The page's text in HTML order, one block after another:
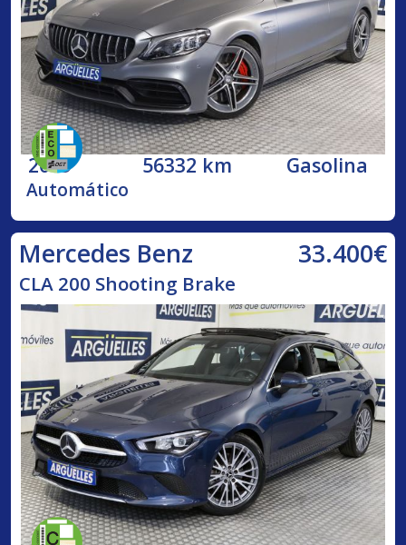
2019 56332 km Gasolina
Automático
Mercedes Benz 33.400€
CLA 200 Shooting Brake